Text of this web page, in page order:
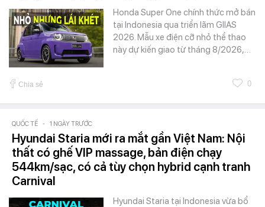
Honda Super One chính thức mở bán
tại Indonesia qua triển lãm GIIAS
2026. Mẫu xe điện cỡ nhỏ thể thao
này dự kiến giao từ tháng 8/2026,…
Chia sẻ 0
QUỐC TẾ - 1 NGÀY TRƯỚC
Hyundai Staria mới ra mắt gần Việt Nam: Nội
thất có ghế VIP massage, bản điện chạy
544km/sạc, có cả tùy chọn hybrid cạnh tranh
Carnival
Hyundai Staria tại Indonesia vừa bổ